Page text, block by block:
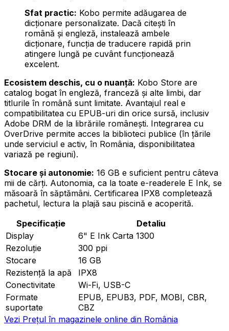
Sfat practic: Kobo permite adăugarea de
dicționare personalizate. Dacă citești în
română și engleză, instalează ambele
dicționare, funcția de traducere rapidă prin
atingere lungă pe cuvânt funcționează
excelent.
Ecosistem deschis, cu o nuanță: Kobo Store are
catalog bogat în engleză, franceză și alte limbi, dar
titlurile în română sunt limitate. Avantajul real e
compatibilitatea cu EPUB-uri din orice sursă, inclusiv
Adobe DRM de la librăriile românești. Integrarea cu
OverDrive permite acces la biblioteci publice (în țările
unde serviciul e activ, în România, disponibilitatea
variază pe regiuni).
Stocare și autonomie: 16 GB e suficient pentru câteva
mii de cărți. Autonomia, ca la toate e-readerele E Ink, se
măsoară în săptămâni. Certificarea IPX8 completează
pachetul, lectura la plajă sau piscină e acoperită.
Specificație
Detaliu
Display
6" E Ink Carta 1300
Rezoluție
300 ppi
Stocare
16 GB
Rezistență la apă
IPX8
Conectivitate
Wi-Fi, USB-C
Formate
suportate
EPUB, EPUB3, PDF, MOBI, CBR,
CBZ
Vezi Prețul în magazinele online din România